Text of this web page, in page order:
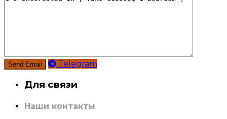
Telegram
Для связи
Наши контакты